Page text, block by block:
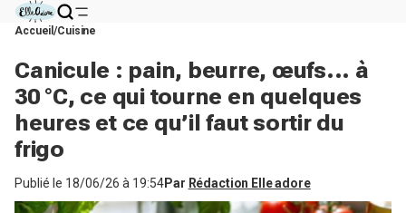
Accueil Cuisine
Canicule : pain, beurre, œufs... à
30 °C, ce qui tourne en quelques
heures et ce qu’il faut sortir du
frigo
Publié le 18/06/26 à 19:54Par Rédaction Elle adore